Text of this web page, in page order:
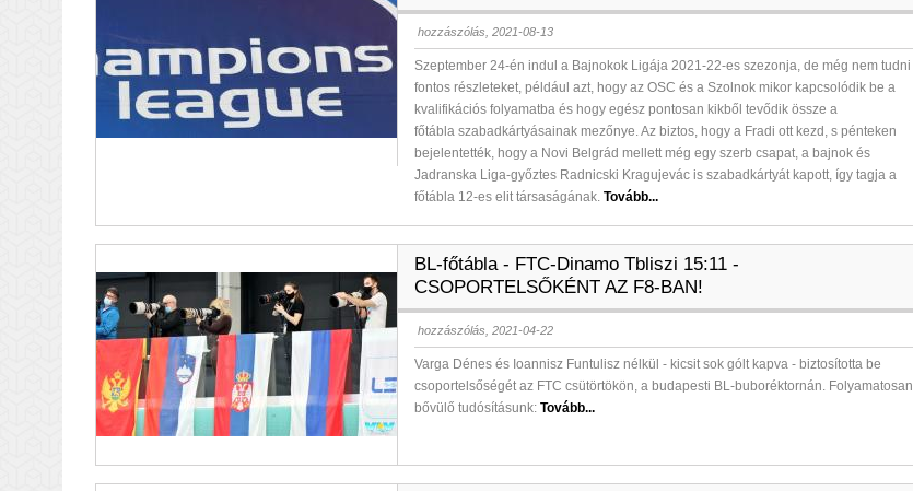
hozzászólás, 2021-08-13
Szeptember 24-én indul a Bajnokok Ligája 2021-22-es szezonja, de még nem tudni
fontos részleteket, például azt, hogy az OSC és a Szolnok mikor kapcsolódik be a
kvalifikációs folyamatba és hogy egész pontosan kikből tevődik össze a
főtábla szabadkártyásainak mezőnye. Az biztos, hogy a Fradi ott kezd, s pénteken
bejelentették, hogy a Novi Belgrád mellett még egy szerb csapat, a bajnok és
Jadranska Liga-győztes Radnicski Kragujevác is szabadkártyát kapott, így tagja a
főtábla 12-es elit társaságának.Tovább...
BL-főtábla - FTC-Dinamo Tbliszi 15:11 -
CSOPORTELSŐKÉNT AZ F8-BAN!
hozzászólás, 2021-04-22
Varga Dénes és Ioannisz Funtulisz nélkül - kicsit sok gólt kapva - biztosította be
csoportelsőségét az FTC csütörtökön, a budapesti BL-buboréktornán. Folyamatosan
bővülő tudósításunk:Tovább...